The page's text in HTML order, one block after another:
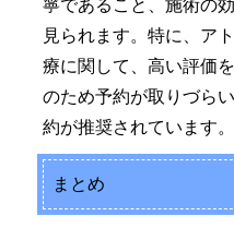
寧であること、施術の
見られます。特に、ア
療に関して、高い評価
のため予約が取りづら
約が推奨されています。
まとめ